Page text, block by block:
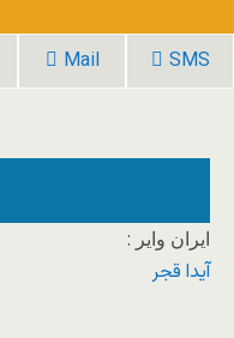
Mail SMS
پس از آن‌که این پناهجویان
دیپورت شهر «آیدین»
ایران وایر :
آیدا قجر